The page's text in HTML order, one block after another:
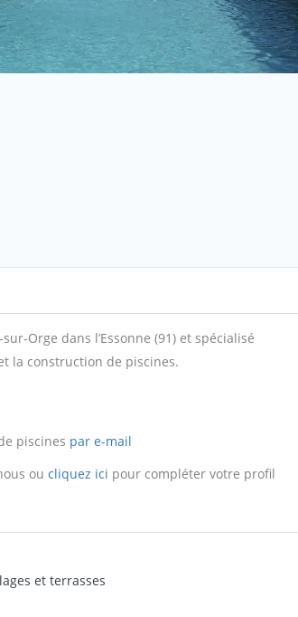
Orge dans l’Essonne (91) et spécialisé
la construction de piscines.
piscines par e-mail
ou cliquez ici pour compléter votre profil
et terrasses